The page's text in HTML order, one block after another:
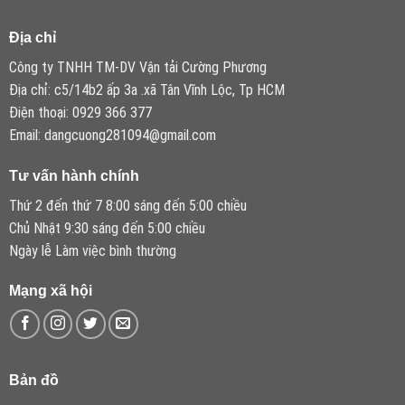
Địa chỉ
Công ty TNHH TM-DV Vận tải Cường Phương
Địa chỉ: c5/14b2 ấp 3a .xã Tân Vĩnh Lộc, Tp HCM
Điện thoại: 0929 366 377
Email: dangcuong281094@gmail.com
Tư vấn hành chính
Thứ 2 đến thứ 7 8:00 sáng đến 5:00 chiều
Chủ Nhật 9:30 sáng đến 5:00 chiều
Ngày lễ Làm việc bình thường
Mạng xã hội
Bản đồ